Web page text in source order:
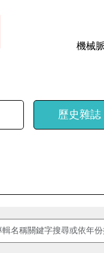
機械
歷史雜誌